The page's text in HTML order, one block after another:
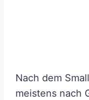
Nach dem
meistens nach